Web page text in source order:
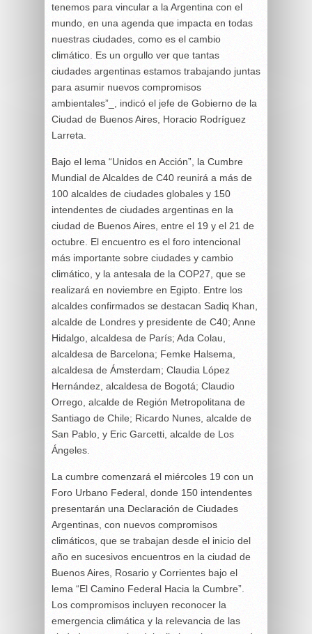
tenemos para vincular a la Argentina con el
mundo, en una agenda que impacta en todas
nuestras ciudades, como es el cambio
climático. Es un orgullo ver que tantas
ciudades argentinas estamos trabajando juntas
para asumir nuevos compromisos
ambientales”_, indicó el jefe de Gobierno de la
Ciudad de Buenos Aires, Horacio Rodríguez
Larreta.
Bajo el lema “Unidos en Acción”, la Cumbre
Mundial de Alcaldes de C40 reunirá a más de
100 alcaldes de ciudades globales y 150
intendentes de ciudades argentinas en la
ciudad de Buenos Aires, entre el 19 y el 21 de
octubre. El encuentro es el foro intencional
más importante sobre ciudades y cambio
climático, y la antesala de la COP27, que se
realizará en noviembre en Egipto. Entre los
alcaldes confirmados se destacan Sadiq Khan,
alcalde de Londres y presidente de C40; Anne
Hidalgo, alcaldesa de París; Ada Colau,
alcaldesa de Barcelona; Femke Halsema,
alcaldesa de Ámsterdam; Claudia López
Hernández, alcaldesa de Bogotá; Claudio
Orrego, alcalde de Región Metropolitana de
Santiago de Chile; Ricardo Nunes, alcalde de
San Pablo, y Eric Garcetti, alcalde de Los
Ángeles.
La cumbre comenzará el miércoles 19 con un
Foro Urbano Federal, donde 150 intendentes
presentarán una Declaración de Ciudades
Argentinas, con nuevos compromisos
climáticos, que se trabajan desde el inicio del
año en sucesivos encuentros en la ciudad de
Buenos Aires, Rosario y Corrientes bajo el
lema “El Camino Federal Hacia la Cumbre”.
Los compromisos incluyen reconocer la
emergencia climática y la relevancia de las